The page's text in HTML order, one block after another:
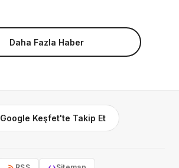
Daha Fazla Haber
Google Keşfet'te Takip Et